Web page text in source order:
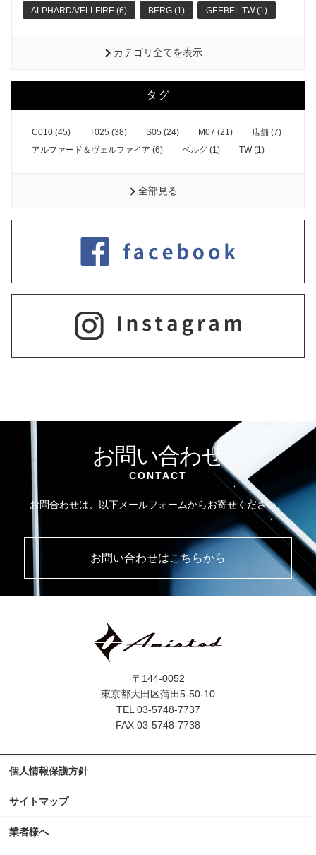
ALPHARD/VELLFIRE (6) BERG (1) GEEBEL TW (1)
カテゴリ全てを表示
タグ
C010 (45) T025 (38) S05 (24) M07 (21)
店舗 (7)
アルファード＆ヴェルファイア (6)
ベルグ (1) TW (1)
全部見る
お問い合わせ
CONTACT
お問合わせは、以下メールフォームからお寄せください。
お問い合わせはこちらから
〒144-0052
東京都大田区蒲田5-50-10
TEL 03-5748-7737
FAX 03-5748-7738
個人情報保護方針
サイトマップ
業者様へ